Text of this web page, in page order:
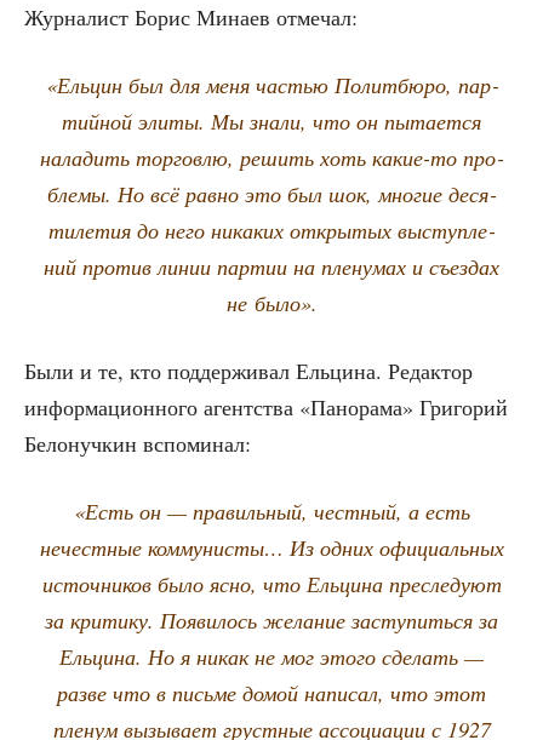
Жур­на­лист Борис Мина­ев отмечал:
«Ель­цин был для меня частью Полит­бю­ро, пар­
тий­ной эли­ты. Мы зна­ли, что он пыта­ет­ся
нала­дить тор­гов­лю, решить хоть какие-то про­
бле­мы. Но всё рав­но это был шок, мно­гие деся­
ти­ле­тия до него ника­ких откры­тых выступ­ле­
ний про­тив линии пар­тии на пле­ну­мах и съез­дах
не было».
Были и те, кто под­дер­жи­вал Ель­ци­на. Редак­тор
инфор­ма­ци­он­но­го агент­ства «Пано­ра­ма» Гри­го­рий
Бело­нуч­кин вспоминал:
«Есть он — пра­виль­ный, чест­ный, а есть
нечест­ные ком­му­ни­сты… Из одних офи­ци­аль­ных
источ­ни­ков было ясно, что Ель­ци­на пре­сле­ду­ют
за кри­ти­ку. Появи­лось жела­ние засту­пить­ся за
Ель­ци­на. Но я никак не мог это­го сде­лать —
раз­ве что в пись­ме домой напи­сал, что этот
пле­нум вызы­ва­ет груст­ные ассо­ци­а­ции с 1927